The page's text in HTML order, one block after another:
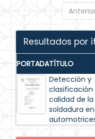
Resultados por
PORTADATÍTULO
Detección y
clasificación
calidad de la
soldadura